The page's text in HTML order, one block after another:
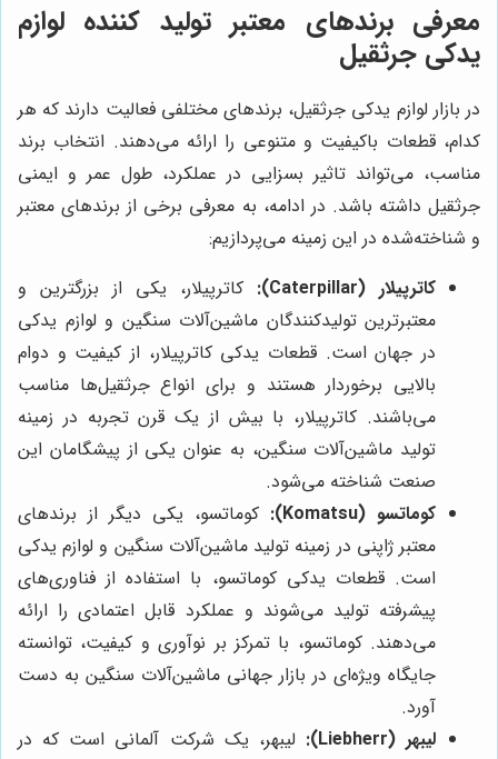
معرفی برندهای معتبر تولید کننده لوازم
یدکی جرثقیل
در بازار لوازم یدکی جرثقیل، برندهای مختلفی فعالیت دارند که هر
کدام، قطعات باکیفیت و متنوعی را ارائه می‌دهند. انتخاب برند
مناسب، می‌تواند تاثیر بسزایی در عملکرد، طول عمر و ایمنی
جرثقیل داشته باشد. در ادامه، به معرفی برخی از برندهای معتبر
و شناخته‌شده در این زمینه می‌پردازیم:
کاترپیلار (Caterpillar):
کاترپیلار، یکی از بزرگترین و
معتبرترین تولیدکنندگان ماشین‌آلات سنگین و لوازم یدکی
در جهان است. قطعات یدکی کاترپیلار، از کیفیت و دوام
بالایی برخوردار هستند و برای انواع جرثقیل‌ها مناسب
می‌باشند. کاترپیلار، با بیش از یک قرن تجربه در زمینه
تولید ماشین‌آلات سنگین، به عنوان یکی از پیشگامان این
صنعت شناخته می‌شود.
کوماتسو (Komatsu):
کوماتسو، یکی دیگر از برندهای
معتبر ژاپنی در زمینه تولید ماشین‌آلات سنگین و لوازم یدکی
است. قطعات یدکی کوماتسو، با استفاده از فناوری‌های
پیشرفته تولید می‌شوند و عملکرد قابل اعتمادی را ارائه
می‌دهند. کوماتسو، با تمرکز بر نوآوری و کیفیت، توانسته
جایگاه ویژه‌ای در بازار جهانی ماشین‌آلات سنگین به دست
آورد.
لیبهر (Liebherr):
لیبهر، یک شرکت آلمانی است که در